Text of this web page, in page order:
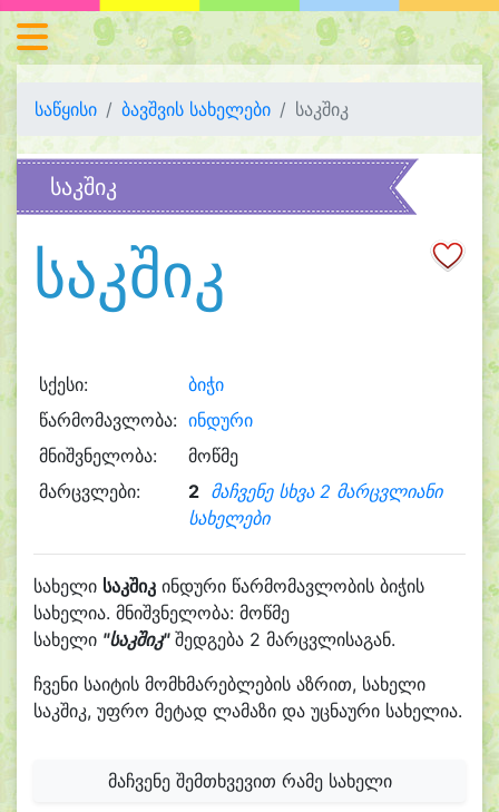
საწყისი ბავშვის სახელები საკშიკ
საკშიკ
საკშიკ
სქესი:
ბიჭი
წარმომავლობა: ინდური
მნიშვნელობა:
მოწმე
მარცვლები:
2 მაჩვენე სხვა 2 მარცვლიანი
სახელები
სახელი საკშიკ ინდური წარმომავლობის ბიჭის
სახელია. მნიშვნელობა: მოწმე
სახელი "საკშიკ"შედგება 2 მარცვლისაგან.
ჩვენი საიტის მომხმარებლების აზრით, სახელი
საკშიკ, უფრო მეტად ლამაზი და უცნაური სახელია.
მაჩვენე შემთხვევით რამე სახელი